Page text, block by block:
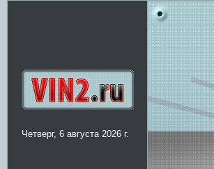
Четверг, 6 августа 2026 г.